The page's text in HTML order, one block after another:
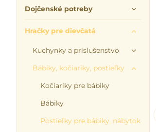
Dojčenské potreby
Hračky pre dievčatá
Kuchynky a príslušenstvo
Bábiky, kočiariky, postieľky
Kočiariky pre bábiky
Bábiky
Postieľky pre bábiky, nábytok